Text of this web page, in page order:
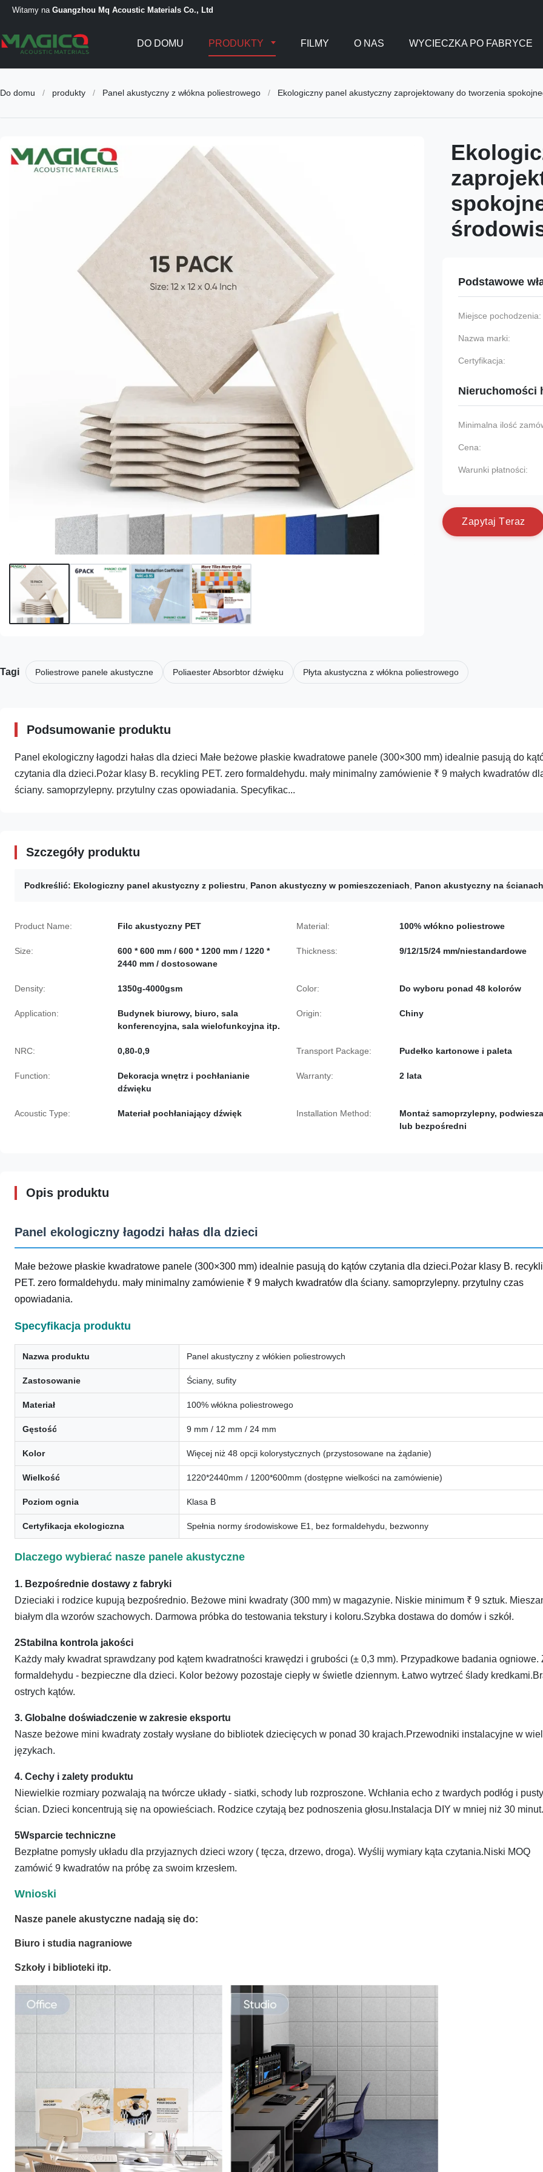
Witamy na Guangzhou Mq Acoustic Materials Co., Ltd
DO DOMU PRODUKTY FILMY O NAS WYCIECZKA PO FABRYCE
Do domu / produkty / Panel akustyczny z włókna poliestrowego / Ekologiczny panel akustyczny zaprojektowany do tworzenia
Podstawowe
Miejsce pochodzenia:
Nazwa marki:
Certyfikacja:
Nieruchomości
Minimalna ilość
Cena:
Warunki płatności:
Zapytaj Teraz
Tagi Poliestrowe panele akustyczne Poliaester Absorbtor dźwięku Płyta akustyczna z włókna poliestrowego
Podsumowanie produktu
Panel ekologiczny łagodzi hałas dla dzieci Małe beżowe płaskie kwadratowe panele (300×300 mm) idealnie pasują do
czytania dla dzieci.Pożar klasy B. recykling PET. zero formaldehydu. mały minimalny zamówienie ₹ 9 małych kwadratów
ściany. samoprzylepny. przytulny czas opowiadania. Specyfikac...
Szczegóły produktu
Podkreślić: Ekologiczny panel akustyczny z poliestru Panon akustyczny w pomieszczeniach Panon akustyczny na ścianach
Product Name: Filc akustyczny PET Material: 100% włókno poliestrowe
Size:
600 * 600 mm / 600 * 1200 mm / 1220 *
2440 mm / dostosowane
Thickness: 9/12/15/24 mm/niestandardowe
Density: 1350g-4000gsm Color: Do wyboru ponad 48 kolorów
Application:
Budynek biurowy, biuro, sala
konferencyjna, sala wielofunkcyjna itp.
Origin: Chiny
NRC: 0,80-0,9 Transport Package: Pudełko kartonowe i paleta
Function:
Dekoracja wnętrz i pochłanianie
dźwięku
Warranty: 2 lata
Acoustic Type: Materiał pochłaniający dźwięk Installation Method:
Montaż samoprzylepny,
lub bezpośredni
Opis produktu
Panel ekologiczny łagodzi hałas dla dzieci
Małe beżowe płaskie kwadratowe panele (300×300 mm) idealnie pasują do kątów czytania dla dzieci.Pożar klasy B.
PET. zero formaldehydu. mały minimalny zamówienie ₹ 9 małych kwadratów dla ściany. samoprzylepny. przytulny czas
opowiadania.
Specyfikacja produktu
Nazwa produktu Panel akustyczny z włókien poliestrowych
Zastosowanie Ściany, sufity
Materiał 100% włókna poliestrowego
Gęstość 9 mm / 12 mm / 24 mm
Kolor Więcej niż 48 opcji kolorystycznych (przystosowane na żądanie)
Wielkość 1220*2440mm / 1200*600mm (dostępne wielkości na zamówienie)
Poziom ognia Klasa B
Certyfikacja ekologiczna Spełnia normy środowiskowe E1, bez formaldehydu, bezwonny
Dlaczego wybierać nasze panele akustyczne
1. Bezpośrednie dostawy z fabryki
Dzieciaki i rodzice kupują bezpośrednio. Beżowe mini kwadraty (300 mm) w magazynie. Niskie minimum ₹ 9 sztuk.
białym dla wzorów szachowych. Darmowa próbka do testowania tekstury i koloru.Szybka dostawa do domów i szkół.
2Stabilna kontrola jakości
Każdy mały kwadrat sprawdzany pod kątem kwadratności krawędzi i grubości (± 0,3 mm). Przypadkowe badania ogniowe.
formaldehydu - bezpieczne dla dzieci. Kolor beżowy pozostaje ciepły w świetle dziennym. Łatwo wytrzeć ślady
ostrych kątów.
3. Globalne doświadczenie w zakresie eksportu
Nasze beżowe mini kwadraty zostały wysłane do bibliotek dziecięcych w ponad 30 krajach.Przewodniki instalacyjne w
językach.
4. Cechy i zalety produktu
Niewielkie rozmiary pozwalają na twórcze układy - siatki, schody lub rozproszone. Wchłania echo z twardych podłóg i
ścian. Dzieci koncentrują się na opowieściach. Rodzice czytają bez podnoszenia głosu.Instalacja DIY w mniej niż 30 minut.
5Wsparcie techniczne
Bezpłatne pomysły układu dla przyjaznych dzieci wzory ( tęcza, drzewo, droga). Wyślij wymiary kąta czytania.Niski MOQ
zamówić 9 kwadratów na próbę za swoim krzesłem.
Wnioski
Nasze panele akustyczne nadają się do:
Biuro i studia nagraniowe
Szkoły i biblioteki itp.